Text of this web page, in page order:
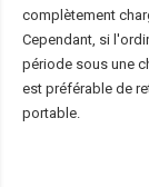
complètement
Cependant, si
période sous une
est préférable de
portable.